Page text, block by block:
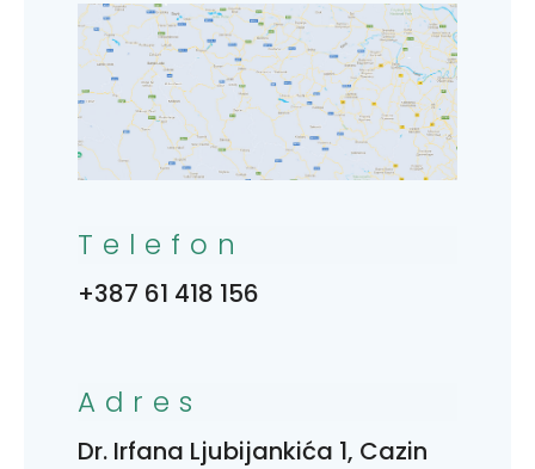
Telefon
+387 61 418 156
Adres
Dr. Irfana Ljubijankića 1, Cazin